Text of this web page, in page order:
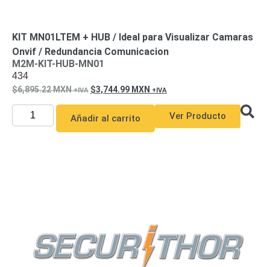
KIT MN01LTEM + HUB / Ideal para Visualizar Camaras
Onvif / Redundancia Comunicacion
M2M-KIT-HUB-MN01
434
6,895.22MXN 3,744.99 MXN
Añadir al carrito Ver Producto